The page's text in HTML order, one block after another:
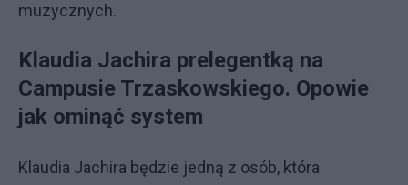
muzycznych.
Klaudia Jachira prelegentką na
Campusie Trzaskowskiego. Opowie
jak ominąć system
Klaudia Jachira będzie jedną z osób, która